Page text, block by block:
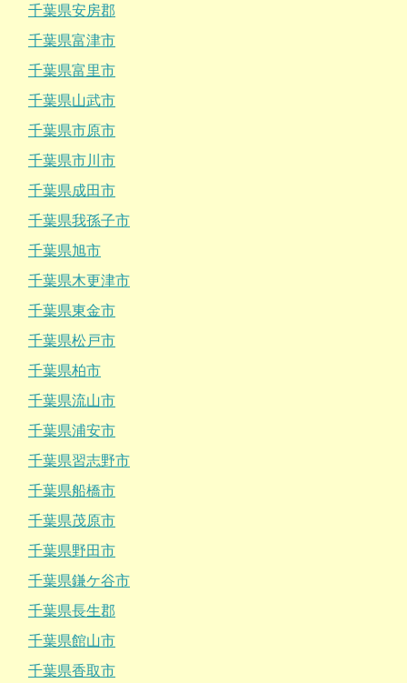
千葉県安房郡
千葉県富津市
千葉県富里市
千葉県山武市
千葉県市原市
千葉県市川市
千葉県成田市
千葉県我孫子市
千葉県旭市
千葉県木更津市
千葉県東金市
千葉県松戸市
千葉県柏市
千葉県流山市
千葉県浦安市
千葉県習志野市
千葉県船橋市
千葉県茂原市
千葉県野田市
千葉県鎌ケ谷市
千葉県長生郡
千葉県館山市
千葉県香取市